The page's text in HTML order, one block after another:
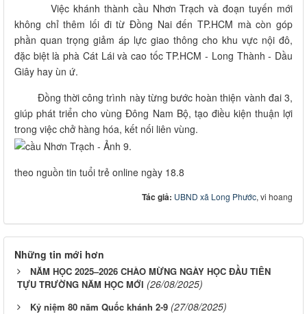
Việc khánh thành cầu Nhơn Trạch và đoạn tuyến mới
không chỉ thêm lối đi từ Đồng Nai đến TP.HCM mà còn góp
phần quan trọng giảm áp lực giao thông cho khu vực nội đô,
đặc biệt là phà Cát Lái và cao tốc TP.HCM - Long Thành - Dầu
Giây hay ùn ứ.
Đồng thời công trình này từng bước hoàn thiện vành đai 3,
giúp phát triển cho vùng Đông Nam Bộ, tạo điều kiện thuận lợi
trong việc chở hàng hóa, kết nối liên vùng.
theo nguồn tin tuổi trẻ online ngày 18.8
Tác giả: UBND xã Long Phước, vi hoang
Những tin mới hơn
NĂM HỌC 2025–2026 CHÀO MỪNG NGÀY HỌC ĐẦU TIÊN
TỰU TRƯỜNG NĂM HỌC MỚI (26/08/2025)
Kỷ niệm 80 năm Quốc khánh 2-9 (27/08/2025)